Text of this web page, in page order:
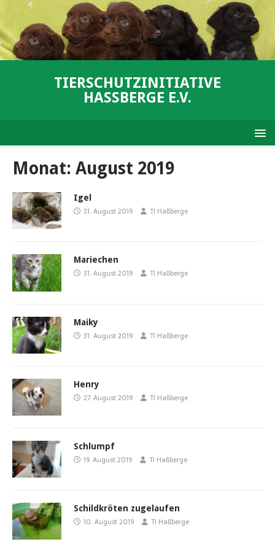
TIERSCHUTZINITIATIVE
HASSBERGE E.V.
Monat: August 2019
Igel
31. August 2019 TI Haßberge
Mariechen
31. August 2019 TI Haßberge
Maiky
31. August 2019 TI Haßberge
Henry
27. August 2019 TI Haßberge
Schlumpf
19. August 2019 TI Haßberge
Schildkröten zugelaufen
10. August 2019 TI Haßberge